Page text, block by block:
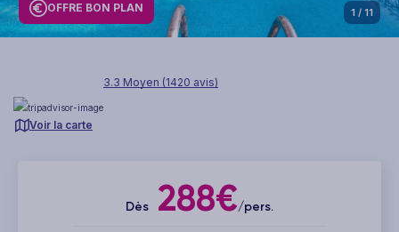
OFFRE BON PLAN 1 / 11
3.3 Moyen (1420 avis)
Voir la carte
Dès 288€/pers.